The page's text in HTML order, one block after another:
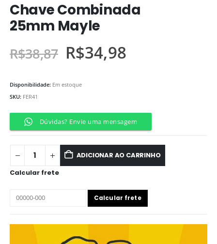
Chave Combinada
25mm Mayle
R$38,87 R$34,98
Disponibilidade: Em estoque
SKU: FER41
Dúvidas? Envie uma mensagem
ADICIONAR AO CARRINHO
Calcular frete